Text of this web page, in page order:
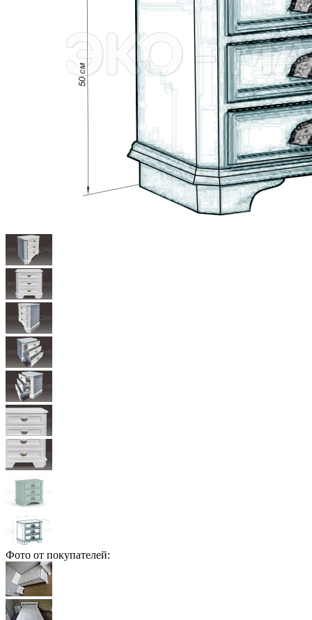
Фото от покупателей: